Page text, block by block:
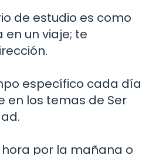
de estudio es como
un viaje; te
específico cada día
en los temas de Ser
hora por la mañana o